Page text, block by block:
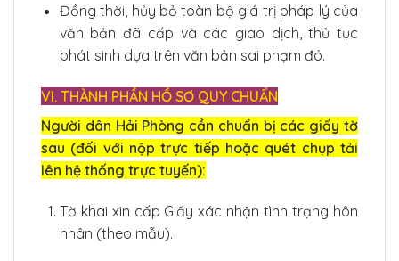
Đồng thời, hủy bỏ toàn bộ giá trị pháp lý của
văn bản đã cấp và các giao dịch, thủ tục
phát sinh dựa trên văn bản sai phạm đó.
VI. THÀNH PHẦN HỒ SƠ QUY CHUẨN
Người dân Hải Phòng cần chuẩn bị các giấy tờ
sau (đối với nộp trực tiếp hoặc quét chụp tải
lên hệ thống trực tuyến):
Tờ khai xin cấp Giấy xác nhận tình trạng hôn
nhân (theo mẫu).